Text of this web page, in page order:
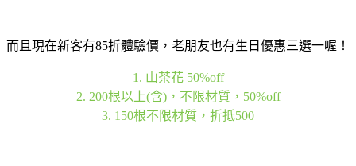
而且現在新客有85折體驗價，老朋友也有生日優惠三選一喔！
1. 山茶花 50%off
2. 200根以上(含)，不限材質，50%off
3. 150根不限材質，折抵500